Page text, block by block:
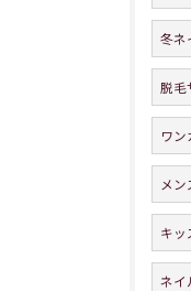
冬ネ
脱毛
ワ
メ
キッ
ネイ